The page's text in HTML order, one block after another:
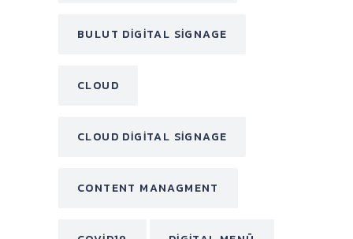
BULUT DIGITAL SIGNAGE
CLOUD
CLOUD DIGITAL SIGNAGE
CONTENT MANAGMENT